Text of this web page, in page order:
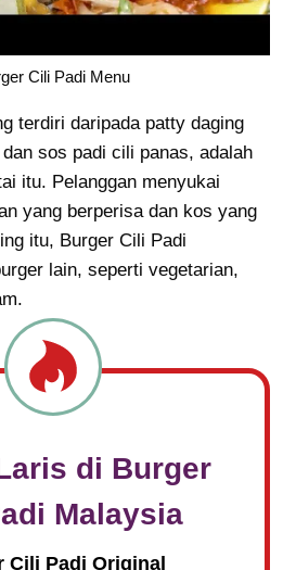
Cili Padi Menu
terdiri daripada patty daging
sos padi cili panas, adalah
itu. Pelanggan menyukai
yang berperisa dan kos yang
itu, Burger Cili Padi
lain, seperti vegetarian,
di Burger
Malaysia
Cili Padi Original